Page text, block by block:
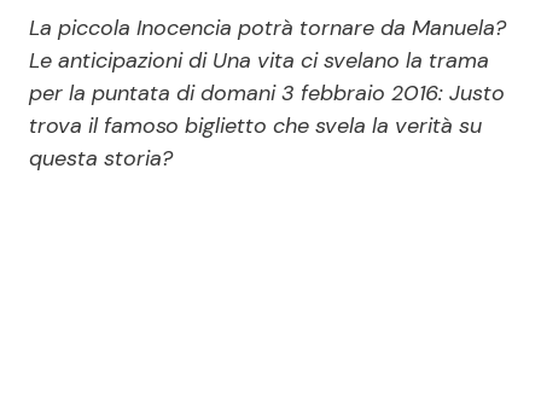
Politica Reality e Talent
Soap Opera
La piccola Inocencia potrà tornare da Manuela?
Le anticipazioni di Una vita ci svelano la trama
per la puntata di domani 3 febbraio 2016: Justo
trova il famoso biglietto che svela la verità su
questa storia?